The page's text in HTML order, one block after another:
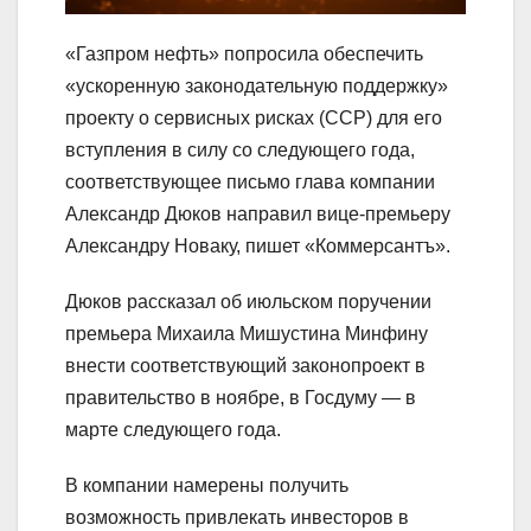
«Газпром нефть» попросила обеспечить
«ускоренную законодательную поддержку»
проекту о сервисных рисках (ССР) для его
вступления в силу со следующего года,
соответствующее письмо глава компании
Александр Дюков направил вице-премьеру
Александру Новаку, пишет «Коммерсантъ».
Дюков рассказал об июльском поручении
премьера Михаила Мишустина Минфину
внести соответствующий законопроект в
правительство в ноябре, в Госдуму — в
марте следующего года.
В компании намерены получить
возможность привлекать инвесторов в